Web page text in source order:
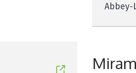
Abbey-